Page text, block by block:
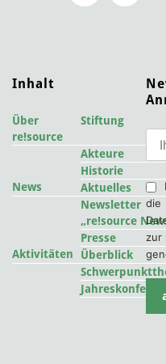
Inhalt
Über
re!source
Stiftung
Akteure
Historie
News
Aktuelles
Newsletter
„re!source
Presse
Aktivitäten
Überblick
die
zur